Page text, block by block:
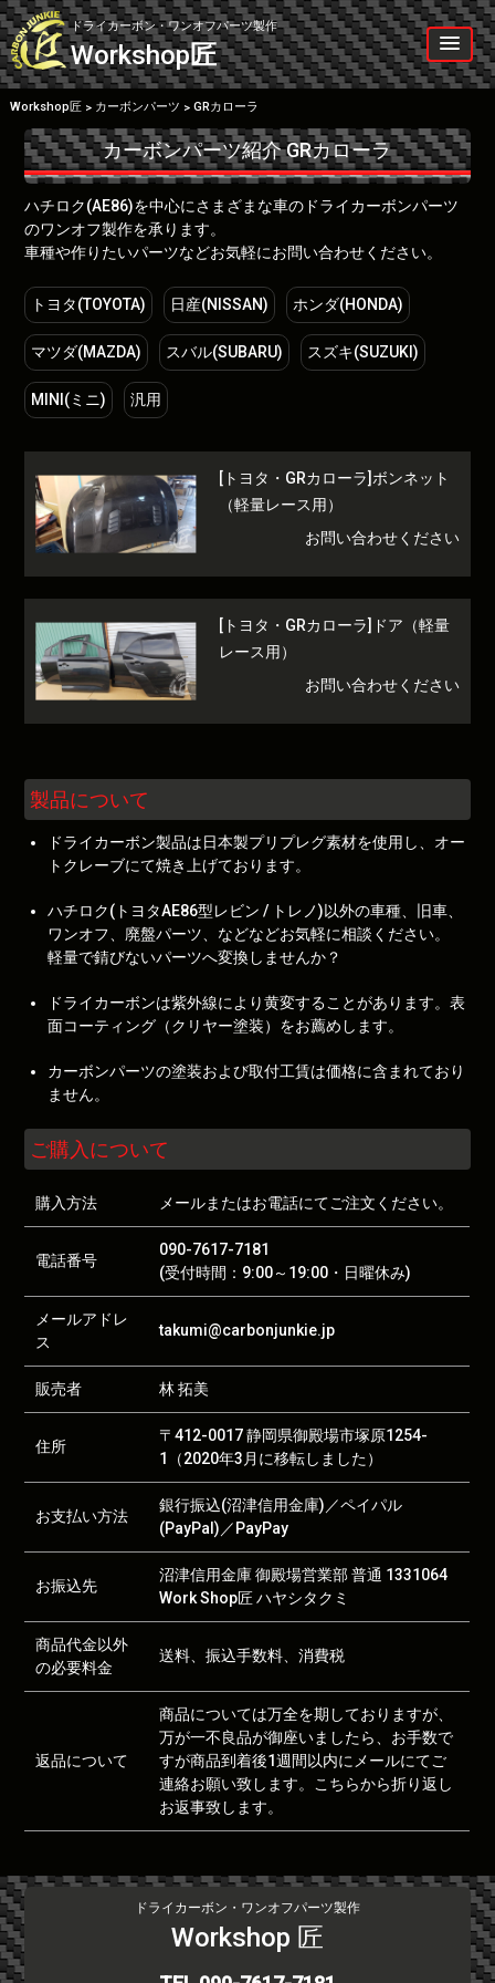
Skip
to
content
ドライカーボン・ワンオフパーツ製作
Workshop匠
Workshop匠> カーボンパーツ > GRカローラ
カーボンパーツ紹介GRカローラ
ハチロク(AE86)を中心にさまざまな車のドライカーボンパーツ
のワンオフ製作を承ります。
車種や作りたいパーツなどお気軽にお問い合わせください。
トヨタ(TOYOTA) 日産(NISSAN) ホンダ(HONDA)
マツダ(MAZDA) スバル(SUBARU) スズキ(SUZUKI)
MINI(ミニ) 汎用
[トヨタ・GRカローラ]ボンネット
（軽量レース用）
お問い合わせください
[トヨタ・GRカローラ]ドア（軽量
レース用）
お問い合わせください
製品について
ドライカーボン製品は日本製プリプレグ素材を使用し、オー
トクレーブにて焼き上げております。
ハチロク(トヨタAE86型レビン / トレノ)以外の車種、旧車、
ワンオフ、廃盤パーツ、などなどお気軽に相談ください。
軽量で錆びないパーツへ変換しませんか？
ドライカーボンは紫外線により黄変することがあります。表
面コーティング（クリヤー塗装）をお薦めします。
カーボンパーツの塗装および取付工賃は価格に含まれており
ません。
ご購入について
購入方法 メールまたはお電話にてご注文ください。
電話番号
090-7617-7181
(受付時間：9:00～19:00・日曜休み)
メールアドレ
ス
takumi@carbonjunkie.jp
販売者 林 拓美
住所
〒412-0017 静岡県御殿場市塚原1254-
1（2020年3月に移転しました）
お支払い方法
銀行振込(沼津信用金庫)／ペイパル
(PayPal)／PayPay
お振込先
沼津信用金庫 御殿場営業部 普通 1331064
Work Shop匠 ハヤシタクミ
商品代金以外
の必要料金
送料、振込手数料、消費税
返品について
商品については万全を期しておりますが、
万が一不良品が御座いましたら、お手数で
すが商品到着後1週間以内にメールにてご
連絡お願い致します。こちらから折り返し
お返事致します。
ドライカーボン・ワンオフパーツ製作
Workshop 匠